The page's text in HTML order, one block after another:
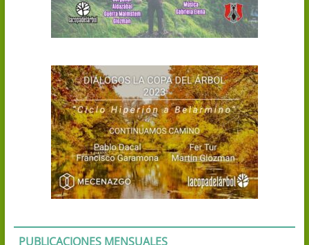
PUBLICACIONES MENSUALES